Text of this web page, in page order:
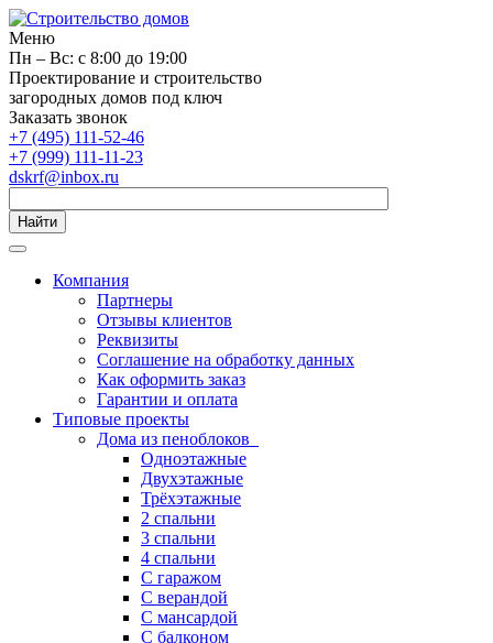
Меню
Пн – Вс: с 8:00 до 19:00
Проектирование и строительство
загородных домов под ключ
Заказать звонок
+7 (495) 111-52-46
+7 (999) 111-11-23
dskrf@inbox.ru
Найти
Компания
Партнеры
Отзывы клиентов
Реквизиты
Соглашение на обработку данных
Как оформить заказ
Гарантии и оплата
Типовые проекты
Дома из пеноблоков
Одноэтажные
Двухэтажные
Трёхэтажные
2 спальни
3 спальни
4 спальни
С гаражом
С верандой
С мансардой
С балконом